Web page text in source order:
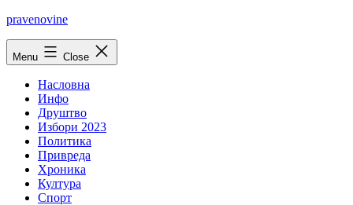
Skip
pravenovine
Menu Close
Насловна
Инфо
Друштво
Избори 2023
Политика
Привреда
Хроника
Култура
Спорт